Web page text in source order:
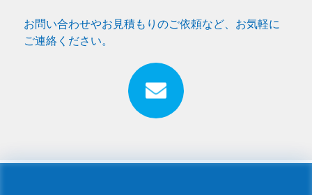
お問い合わせやお見積もりのご依頼など、お気軽に
ご連絡ください。